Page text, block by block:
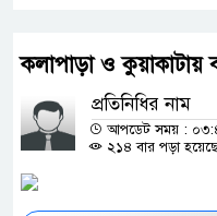
কলাপাড়া ও কুয়াকাটায়
প্রতিনিধির নাম
আপডেট সময় :
২১৪ বার পড়া হয়েছে